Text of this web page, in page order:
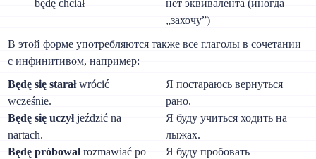
będę chciał
нет эквивалента (иногда
„захочу”)
В этой форме употребляются также все глаголы в сочетании
с инфинитивом, например:
Będę się starałwrócić
wcześnie.
Я постараюсь вернуться
рано.
Będę się uczyłjeździć na
nartach.
Я буду учиться ходить на
лыжах.
Będę próbowałrozmawiać po
Я буду пробовать